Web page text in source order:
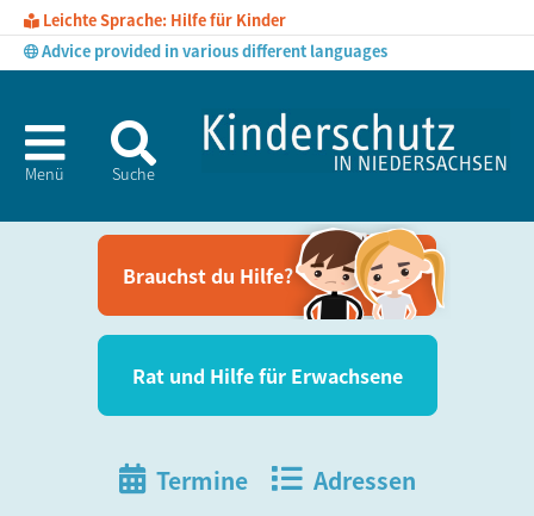
Leichte Sprache: Hilfe für Kinder
Advice provided in various different languages
Menü Suche
Brauchst du Hil­fe?
Rat und Hil­fe für Erwachsene
Termine Adressen